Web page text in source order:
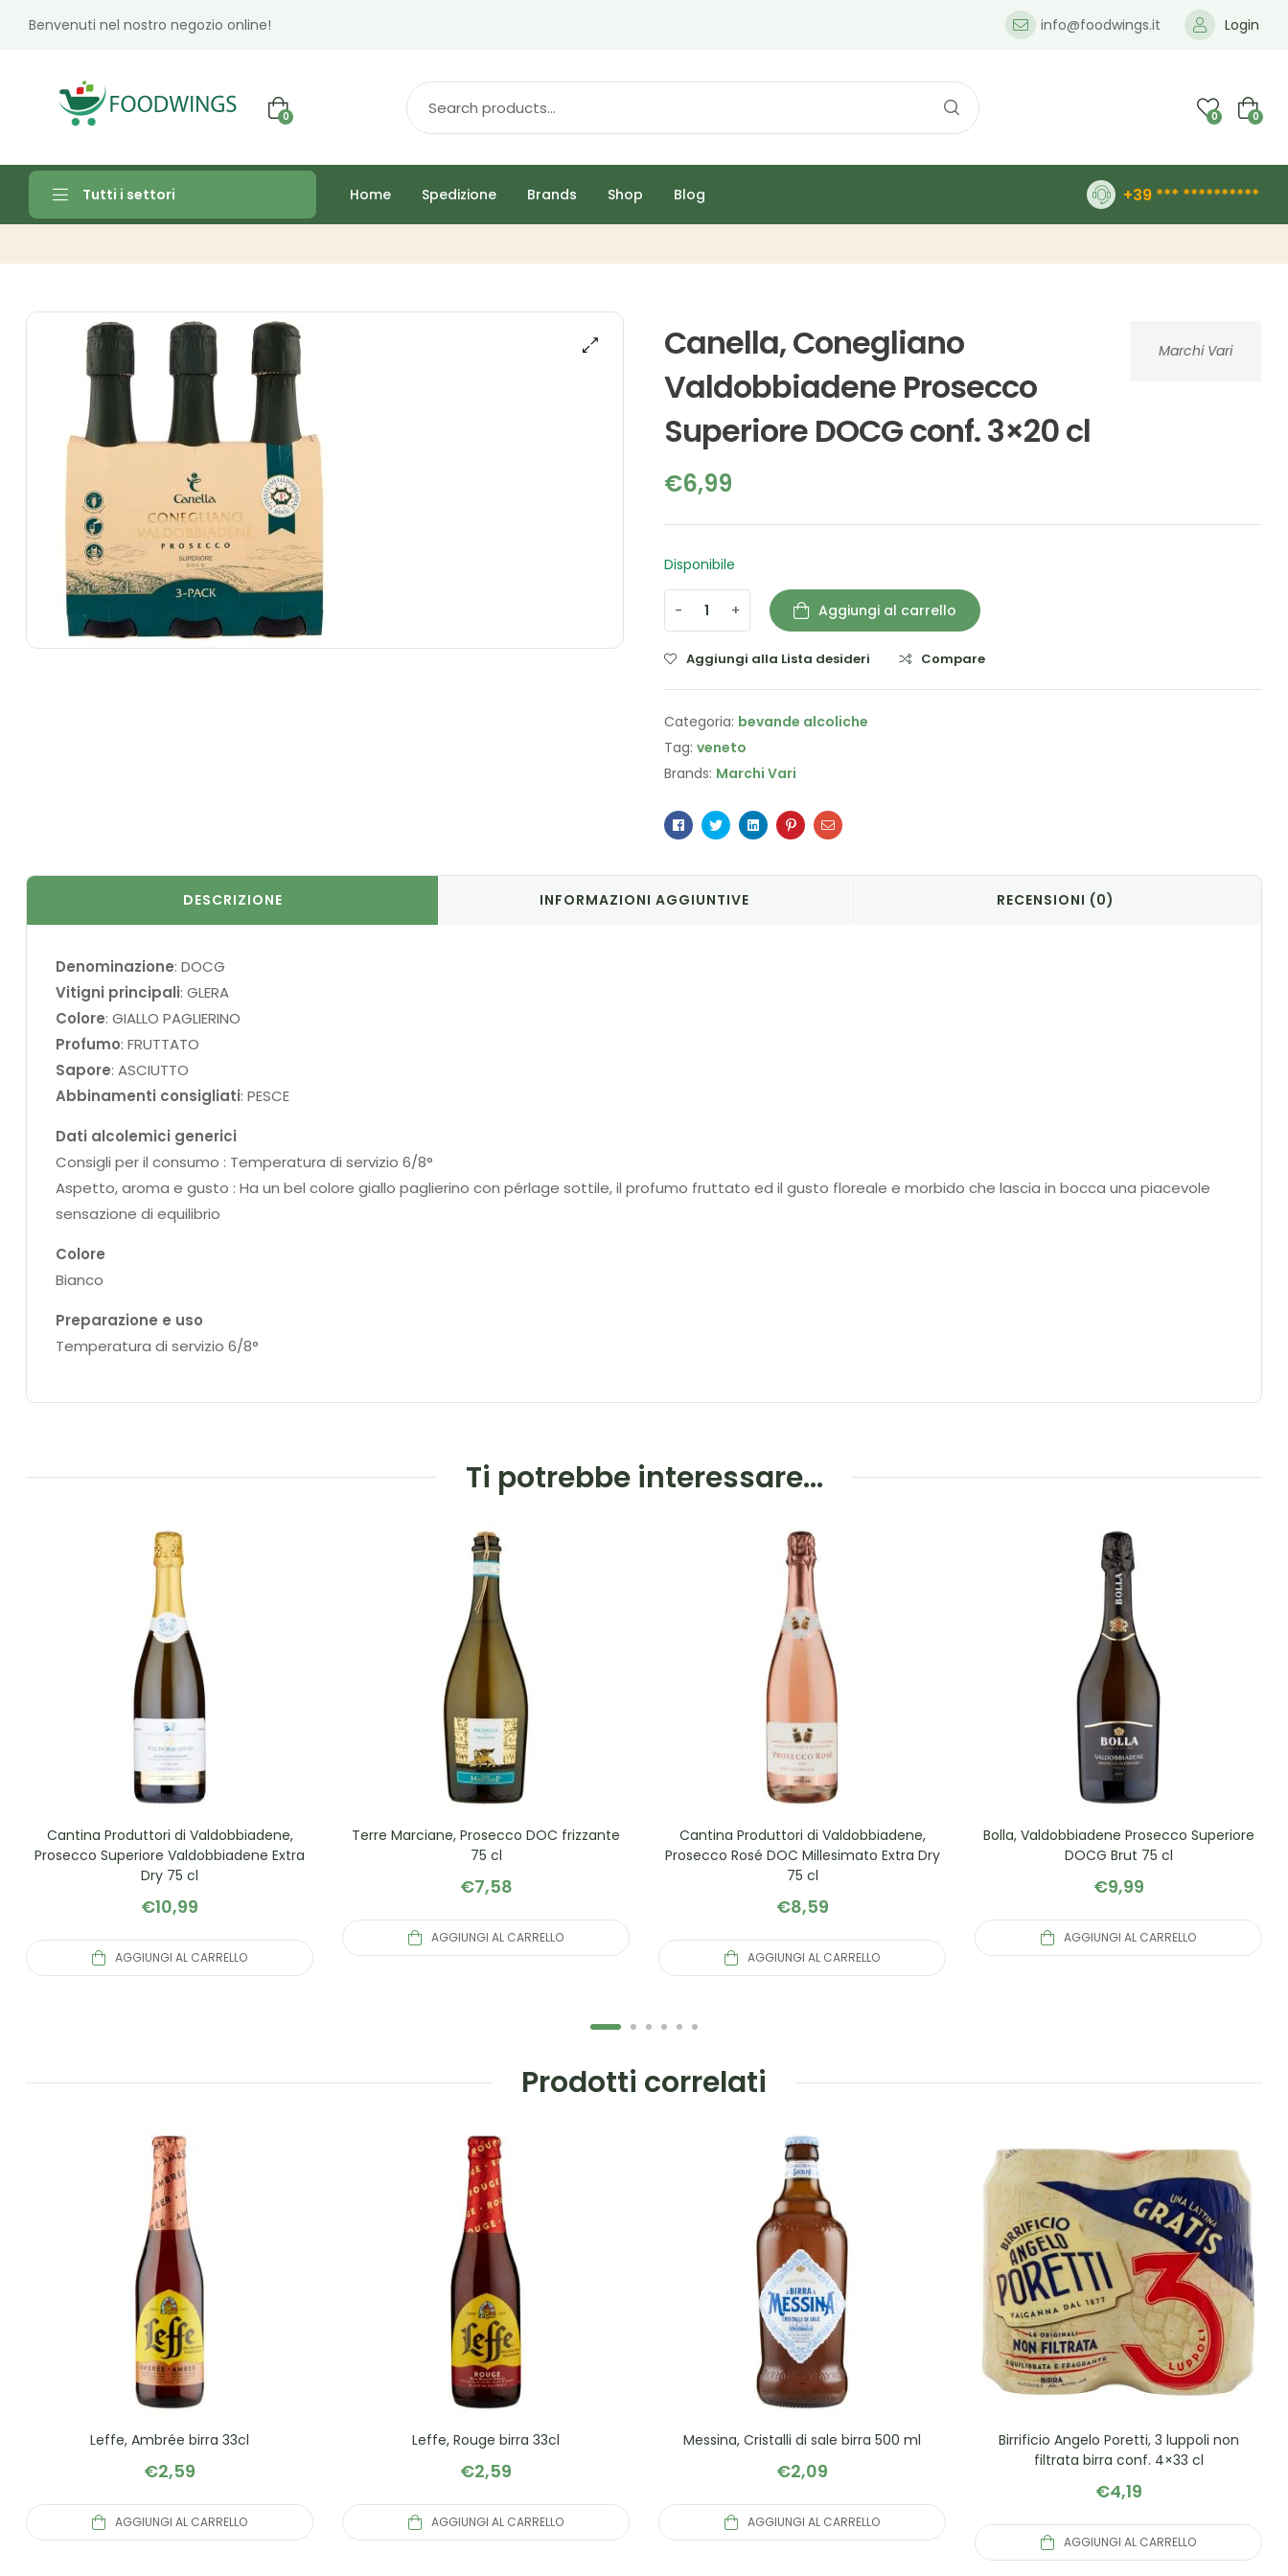
Benvenuti nel nostro negozio online! info@foodwings.it Login
0 0 0
Tutti i settori Home Spedizione Brands Shop Blog +39 *** **********
Marchi Vari
Canella, Conegliano
Valdobbiadene Prosecco
Superiore DOCG conf. 3×20 cl
€6,99
Disponibile
- + Aggiungi al carrello
Aggiungi alla Lista desideri Compare
Categoria: bevande alcoliche
Tag: veneto
Brands: Marchi Vari
Facebook
TwitterLinkedinPinterestEmail
DESCRIZIONE INFORMAZIONI AGGIUNTIVE RECENSIONI (0)
Denominazione: DOCG
Vitigni principali: GLERA
Colore: GIALLO PAGLIERINO
Profumo: FRUTTATO
Sapore: ASCIUTTO
Abbinamenti consigliati: PESCE
Dati alcolemici generici
Consigli per il consumo : Temperatura di servizio 6/8°
Aspetto, aroma e gusto : Ha un bel colore giallo paglierino con pérlage sottile, il profumo fruttato ed il gusto floreale e morbido che lascia in bocca una piacevole
sensazione di equilibrio
Colore
Bianco
Preparazione e uso
Temperatura di servizio 6/8°
Ti potrebbe interessare…
Cantina Produttori di Valdobbiadene,
Prosecco Superiore Valdobbiadene Extra
Dry 75 cl
€10,99
AGGIUNGI AL CARRELLO
Terre Marciane, Prosecco DOC frizzante
75 cl
€7,58
AGGIUNGI AL CARRELLO
Cantina Produttori di Valdobbiadene,
Prosecco Rosé DOC Millesimato Extra Dry
75 cl
€8,59
AGGIUNGI AL CARRELLO
Bolla, Valdobbiadene Prosecco Superiore
DOCG Brut 75 cl
€9,99
AGGIUNGI AL CARRELLO
Prodotti correlati
Leffe, Ambrée birra 33cl
€2,59
AGGIUNGI AL CARRELLO
Leffe, Rouge birra 33cl
€2,59
AGGIUNGI AL CARRELLO
Messina, Cristalli di sale birra 500 ml
€2,09
AGGIUNGI AL CARRELLO
Birrificio Angelo Poretti, 3 luppoli non
filtrata birra conf. 4×33 cl
€4,19
AGGIUNGI AL CARRELLO